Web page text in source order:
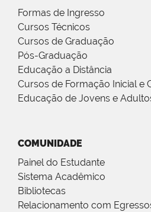
Formas de Ingresso
Cursos Técnicos
Cursos de Graduação
Pós-Graduação
Educação a Distância
Cursos de Formação Inicial e
Educação de Jovens e
COMUNIDADE
Painel do Estudante
Sistema Acadêmico
Bibliotecas
Relacionamento com